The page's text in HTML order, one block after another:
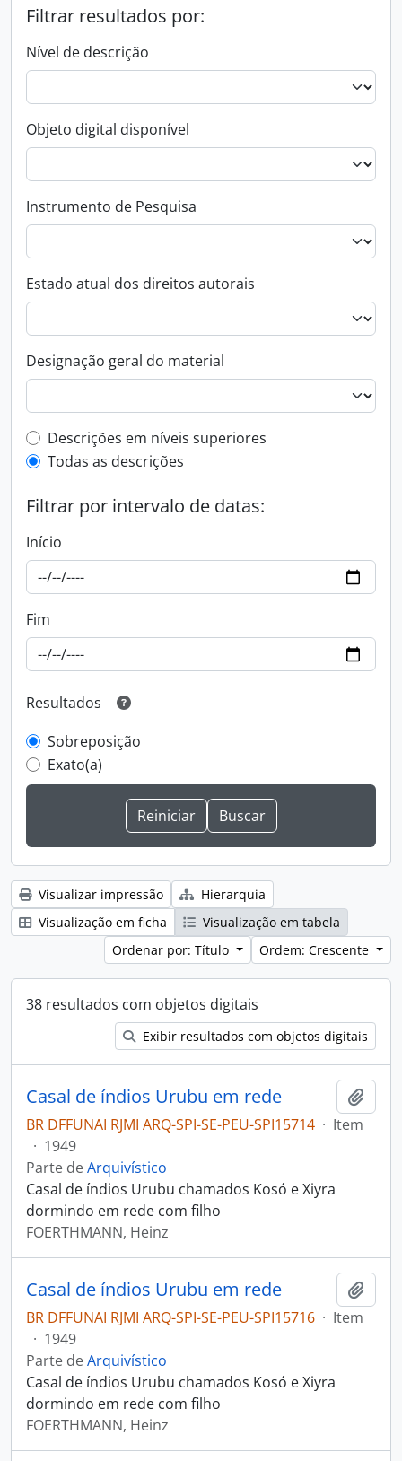
Filtrar resultados por:
Nível de descrição
Objeto digital disponível
Instrumento de Pesquisa
Estado atual dos direitos autorais
Designação geral do material
Filtro de descrição de nível superior
Descrições em níveis superiores
Todas as descrições
Filtrar por intervalo de datas:
Início
Fim
Resultados
Sobreposição
Exato(a)
Visualizar impressão
Hierarquia
Visualização em ficha
Visualização em tabela
Ordenar por: Título
Ordem: Crescente
38 resultados com objetos digitais
Exibir resultados com objetos digitais
Casal de índios Urubu em rede
BR DFFUNAI RJMI ARQ-SPI-SE-PEU-SPI15714 · Item
· 1949
Parte deArquivístico
Casal de índios Urubu chamados Kosó e Xiyra
dormindo em rede com filho
FOERTHMANN, Heinz
Casal de índios Urubu em rede
BR DFFUNAI RJMI ARQ-SPI-SE-PEU-SPI15716 · Item
· 1949
Parte deArquivístico
Casal de índios Urubu chamados Kosó e Xiyra
dormindo em rede com filho
FOERTHMANN, Heinz